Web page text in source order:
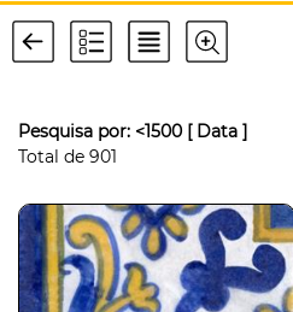
Pesquisa por: <1500 [ Data ]
Total de 901